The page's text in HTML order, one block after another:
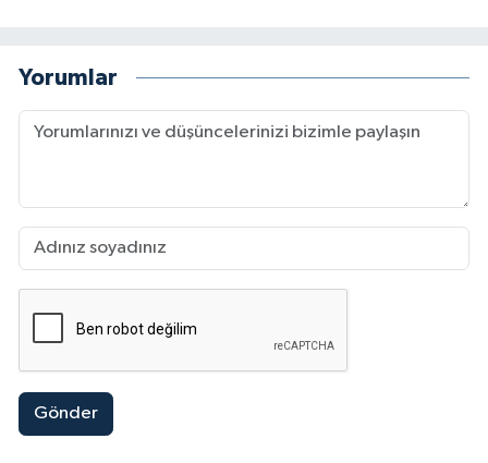
Yorumlar
Gönder